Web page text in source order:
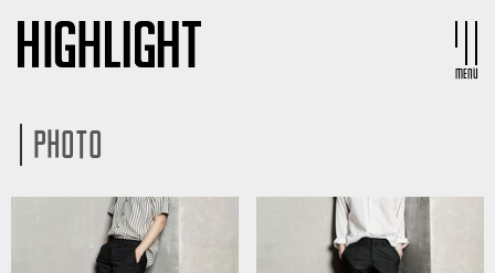
MENU
PHOTO